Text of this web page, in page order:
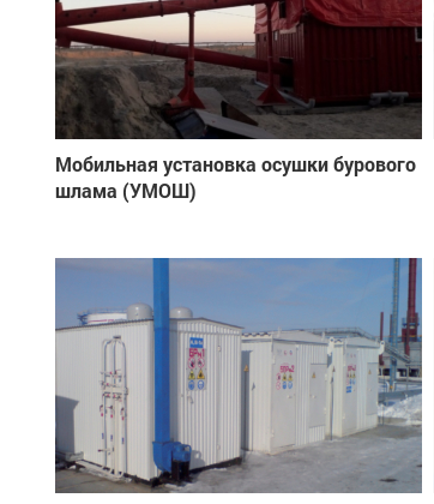
Мобильная установка осушки бурового
шлама (УМОШ)